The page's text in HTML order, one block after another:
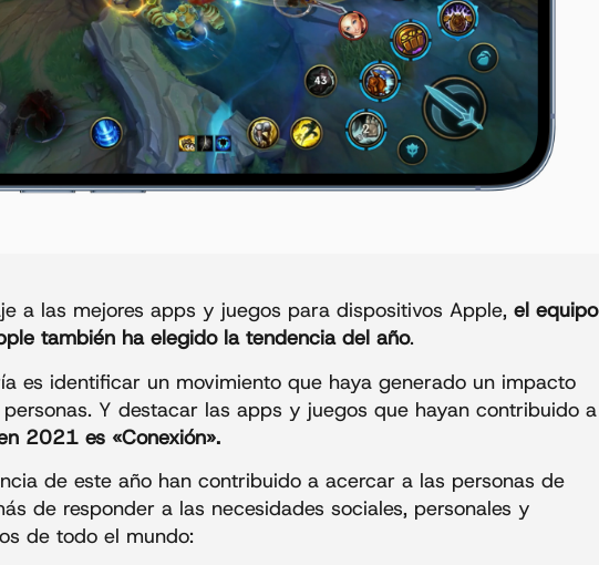
a las mejores apps y juegos para dispositivos Apple, el equipo
también ha elegido la tendencia del año.
es identificar un movimiento que haya generado un impacto
Y destacar las apps y juegos que hayan contribuido a
2021 es «Conexión».
de este año han contribuido a acercar a las personas de
de responder a las necesidades sociales, personales y
de todo el mundo: